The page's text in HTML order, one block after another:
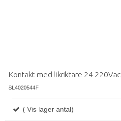
Kontakt med likriktare 24-220Vac
SL4020544F
( Vis lager antal)